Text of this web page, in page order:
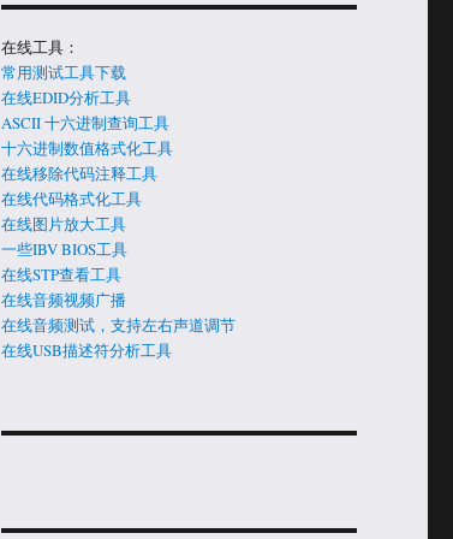
在线工具：
常用测试工具下载
在线EDID分析工具
ASCII 十六进制查询工具
十六进制数值格式化工具
在线移除代码注释工具
在线代码格式化工具
在线图片放大工具
一些IBV BIOS工具
在线STP查看工具
在线音频视频广播
在线音频测试，支持左右声道调节
在线USB描述符分析工具